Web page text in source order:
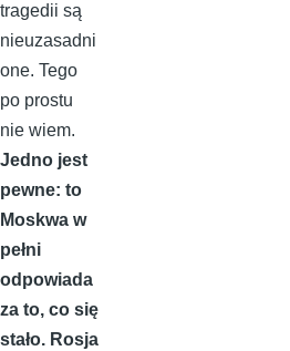
tragedii są
nieuzasadni
one. Tego
po prostu
nie wiem.
Jedno jest
pewne: to
Moskwa w
pełni
odpowiada
za to, co się
stało. Rosja